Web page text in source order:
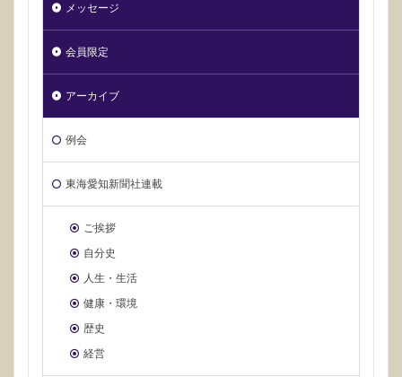
メッセージ
会員限定
アーカイブ
例会
東海愛知新聞社連載
ご挨拶
自分史
人生・生活
健康・環境
歴史
経営